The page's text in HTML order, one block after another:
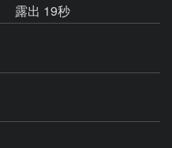
露出 19秒